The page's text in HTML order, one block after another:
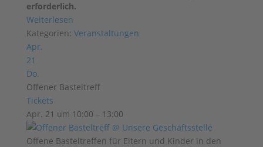
erforderlich.
Weiterlesen
Kategorien: Veranstaltungen
Apr.
21
Do.
Offener Basteltreff
Tickets
Apr. 21 um 10:00 – 13:00
Offene Basteltreffen für Eltern und Kinder in den